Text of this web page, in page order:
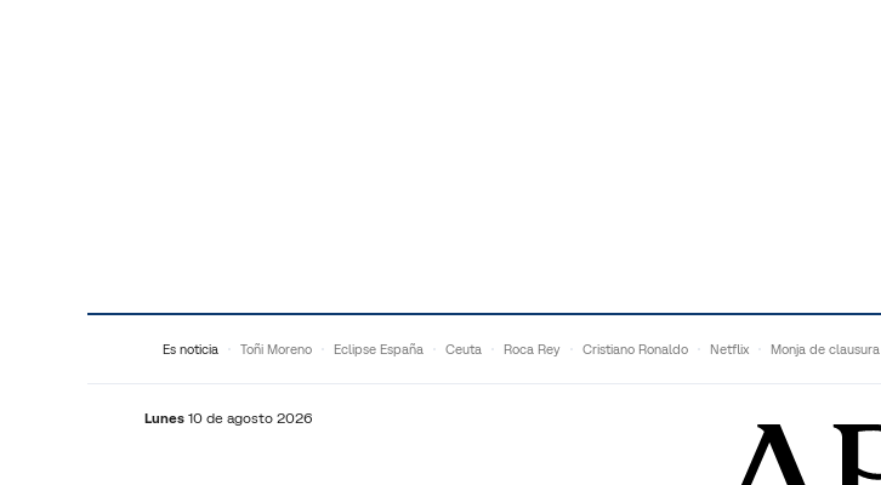
Es noticia Toñi Moreno Eclipse España Ceuta Roca Rey Cristiano Ronaldo Netflix Monja de clausura
Lunes 10 de agosto 2026